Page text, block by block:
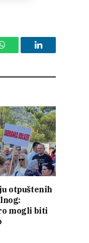
WhatsAppLinkedIn
otpuštenih
mogli biti